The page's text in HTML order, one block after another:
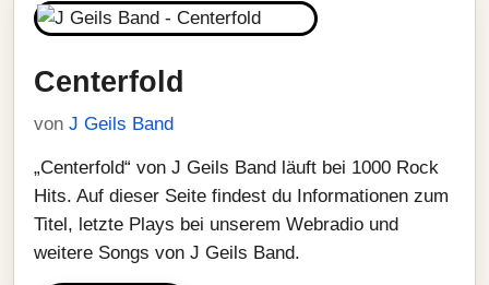
Centerfold
von J Geils Band
„Centerfold“ von J Geils Band läuft bei 1000 Rock
Hits. Auf dieser Seite findest du Informationen zum
Titel, letzte Plays bei unserem Webradio und
weitere Songs von J Geils Band.